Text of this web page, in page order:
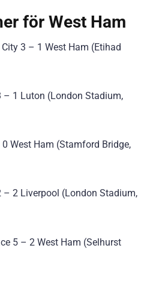
för West Ham
3 – 1 West Ham (Etihad
– 1 Luton (London Stadium,
West Ham (Stamford Bridge,
– 2 Liverpool (London Stadium,
5 – 2 West Ham (Selhurst